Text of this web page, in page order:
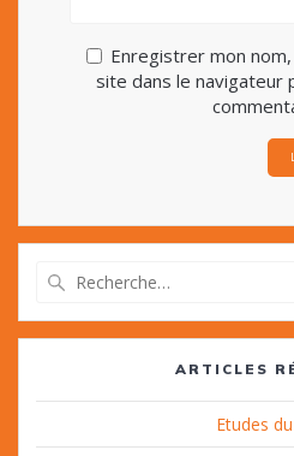
Enregistrer mon
site dans le navigateur
:
ARTICLES
Etudes